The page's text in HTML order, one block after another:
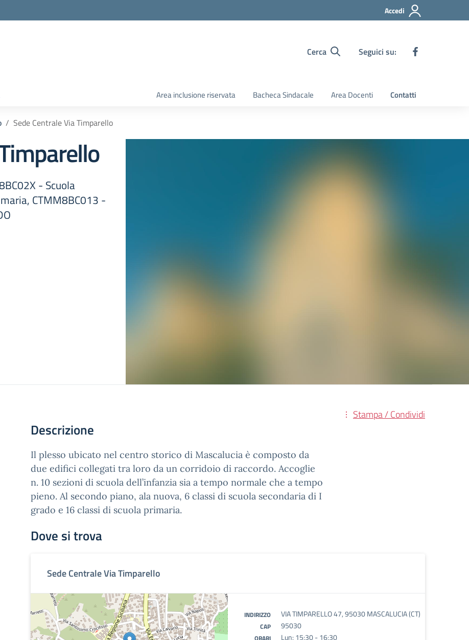
Accedi
Cerca Seguici su:
Area inclusione riservata Bacheca Sindacale Area Docenti Contatti
Sede Centrale Via Timparello
- Scuola
CTMM8BC013 -
Stampa / Condividi
Descrizione
Il plesso ubicato nel centro storico di Mascalucia è composto da
due edifici collegati tra loro da un corridoio di raccordo. Accoglie
n. 10 sezioni di scuola dell’infanzia sia a tempo normale che a tempo
pieno. Al secondo piano, ala nuova, 6 classi di scuola secondaria di I
grado e 16 classi di scuola primaria.
Dove si trova
Sede Centrale Via Timparello
INDIRIZZO VIA TIMPARELLO 47, 95030 MASCALUCIA (CT)
CAP 95030
Lun: 15:30 - 16:30